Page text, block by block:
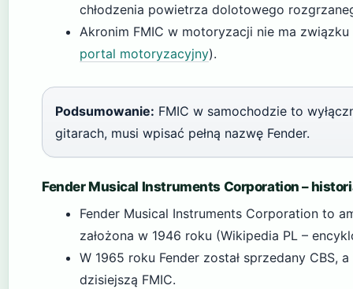
chłodzenia powietrza dolotowego
Akronim FMIC w motoryzacji nie ma
portal motoryzacyjny).
Podsumowanie: FMIC w samochodzie to
gitarach, musi wpisać pełną nazwę Fender.
Fender Musical Instruments Corporation –
Fender Musical Instruments Corporation to
założona w 1946 roku (Wikipedia PL –
W 1965 roku Fender został sprzedany
dzisiejszą FMIC.